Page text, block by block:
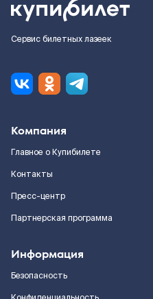
Сервис билетных лазеек
Компания
Главное о Купибилете
Контакты
Пресс-центр
Партнерская программа
Информация
Безопасность